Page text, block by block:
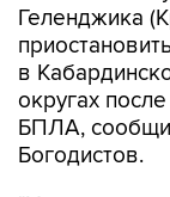
Геленджика
в
округах
БПЛА,
Богодистов.